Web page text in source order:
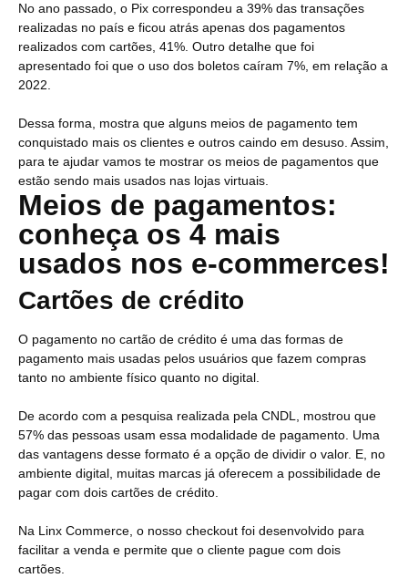
No ano passado, o Pix correspondeu a 39% das transações
realizadas no país e ficou atrás apenas dos pagamentos
realizados com cartões, 41%. Outro detalhe que foi
apresentado foi que o uso dos boletos caíram 7%, em relação a
2022.
Dessa forma, mostra que alguns meios de pagamento tem
conquistado mais os clientes e outros caindo em desuso. Assim,
para te ajudar vamos te mostrar os meios de pagamentos que
estão sendo mais usados nas lojas virtuais.
Meios de pagamentos:
conheça os 4 mais
usados nos e-commerces!
Cartões de crédito
O pagamento no cartão de crédito é uma das formas de
pagamento mais usadas pelos usuários que fazem compras
tanto no ambiente físico quanto no digital.
De acordo com a pesquisa realizada pela CNDL, mostrou que
57% das pessoas usam essa modalidade de pagamento. Uma
das vantagens desse formato é a opção de dividir o valor. E, no
ambiente digital, muitas marcas já oferecem a possibilidade de
pagar com dois cartões de crédito.
Na Linx Commerce, o nosso checkout foi desenvolvido para
facilitar a venda e permite que o cliente pague com dois
cartões.